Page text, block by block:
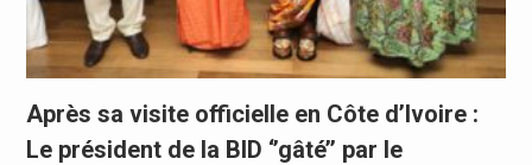
Après sa visite officielle en Côte d’Ivoire :
Le président de la BID ‘’gâté’’ par le